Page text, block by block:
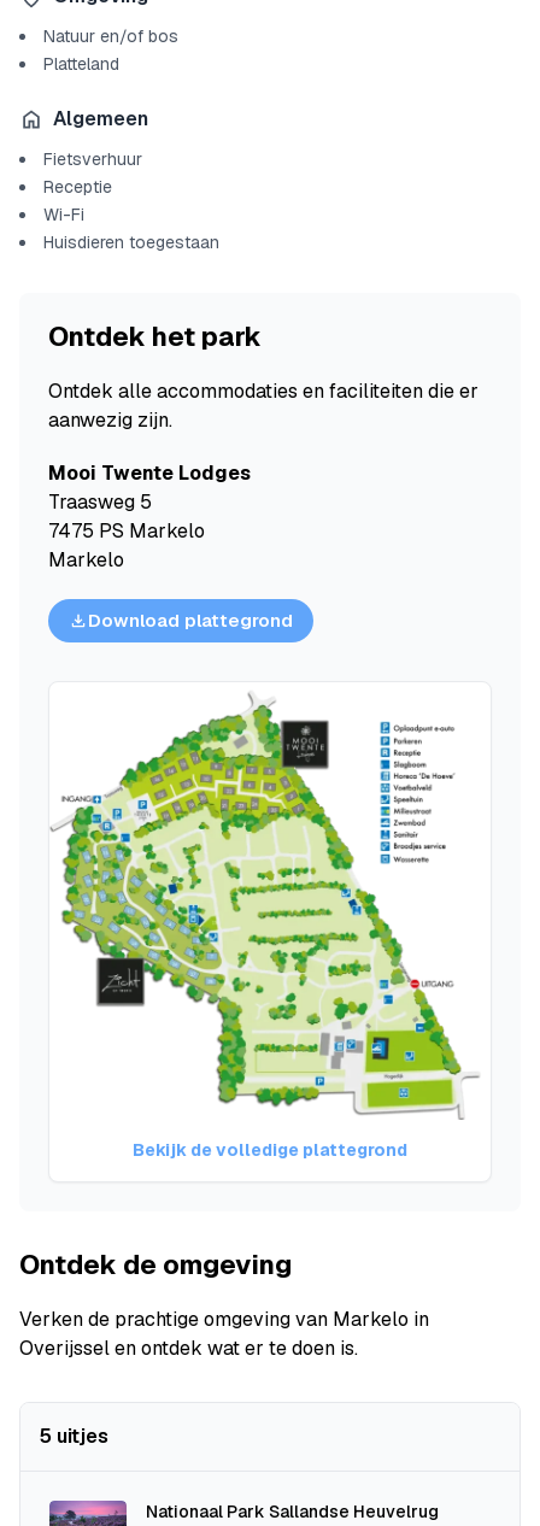
Natuur en/of bos
Platteland
Algemeen
Fietsverhuur
Receptie
Wi-Fi
Huisdieren toegestaan
Ontdek het park
Ontdek alle accommodaties en faciliteiten die er
aanwezig zijn.
Mooi Twente Lodges
Traasweg 5
7475 PS Markelo
Markelo
Download plattegrond
Bekijk de volledige plattegrond
Ontdek de omgeving
Verken de prachtige omgeving van Markelo in
Overijssel en ontdek wat er te doen is.
5 uitjes
Nationaal Park Sallandse Heuvelrug